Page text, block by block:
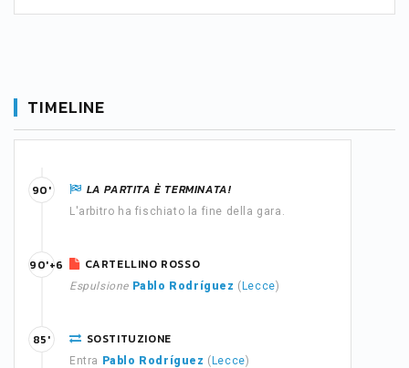
TIMELINE
LA PARTITA È TERMINATA!
L'arbitro ha fischiato la fine della gara.
90'
CARTELLINO ROSSO
Espulsione Pablo Rodríguez ( Lecce)
90'+6
SOSTITUZIONE
Entra Pablo Rodríguez ( Lecce)
85'